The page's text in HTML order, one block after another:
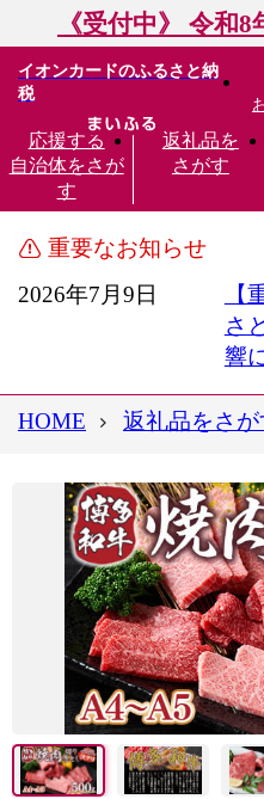
《受付中》 令和
イオンカードのふるさと納
税
応援する
自治体をさが
す
返礼品を
さがす
重要なお知らせ
2026年7月9日
【
さ
響
HOME 返礼品をさが